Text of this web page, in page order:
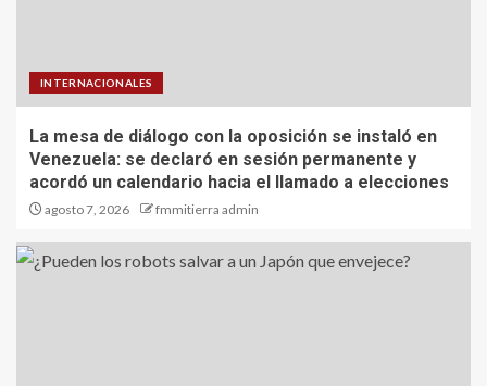
INTERNACIONALES
La mesa de diálogo con la oposición se instaló en
Venezuela: se declaró en sesión permanente y
acordó un calendario hacia el llamado a elecciones
agosto 7, 2026 fmmitierra admin